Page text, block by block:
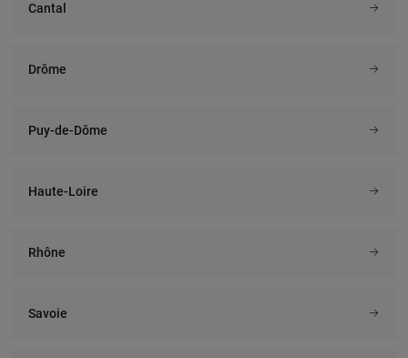
Cantal
Drôme
Puy-de-Dôme
Haute-Loire
Rhône
Savoie